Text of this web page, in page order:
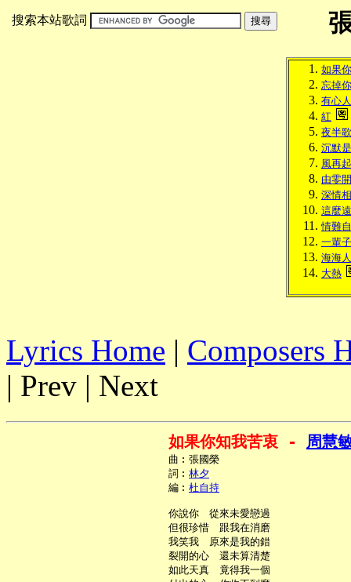
搜索本站歌詞
如果
忘掉
有心人
紅
夜半
沉默
風再
由零
深情
這麼
情難
一輩
海海
大熱
Lyrics Home | Composers
| Prev | Next
如果你知我苦衷 - 周慧
     曲︰張國榮
     詞︰
林夕
     編︰
杜自持
     你說你　從來未愛戀過
     但很珍惜　跟我在消磨
     我笑我　原來是我的錯
     裂開的心　還未算清楚
     如此天真　竟得我一個